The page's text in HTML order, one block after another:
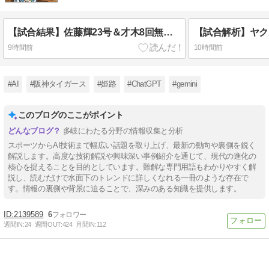
【試合結果】佐藤輝23号＆才木8回無失点も...9回ドリスが捕まり痛恨の逆転負け 2026/08/07
9時間前 10時間前
#AI #阪神タイガース #姫路 #ChatGPT #gemini
このブログのここがポイント
多岐にわたる分野の情報収集と分析
スポーツからAI技術まで幅広い話題を取り上げ、最新の動向や裏側を鋭く
解説します。高度な技術解説や興味深い事例紹介を通じて、現代の進化の
核心を捉えることを目的としています。難解な専門用語もわかりやすく解
説し、読むだけで水面下のトレンドに詳しくなれる一冊のような存在で
す。情報の裏側や背景に迫ることで、深みのある知識を提供します。
2139589 6
週間IN:24 週間OUT:424 月間IN:112